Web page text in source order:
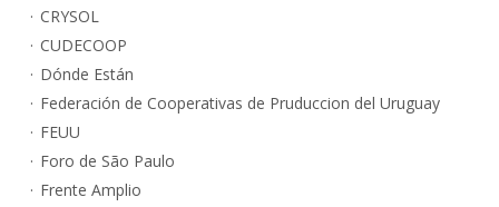
CRYSOL
CUDECOOP
Dónde Están
Federación de Cooperativas de Pruduccion del Uruguay
FEUU
Foro de São Paulo
Frente Amplio